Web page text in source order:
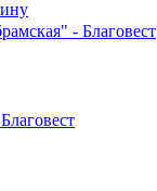
- Благовест